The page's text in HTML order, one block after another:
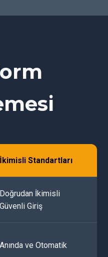
İkimisli Standartları
Doğrudan İkimisli
Güvenli Giriş
Anında ve Otomatik